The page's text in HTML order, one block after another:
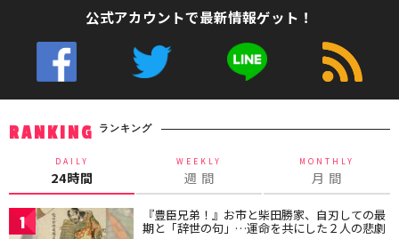
公式アカウントで最新情報ゲット！
RANKING ランキング
DAILY
24時間
WEEKLY
週 間
MONTHLY
月 間
1 『豊臣兄弟！』お市と柴田勝家、自刃しての最
期と「辞世の句」…運命を共にした２人の悲劇